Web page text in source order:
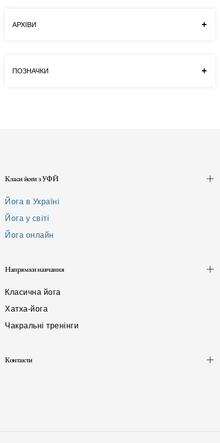
АРХІВИ
ПОЗНАЧКИ
Класи йоґи з УФЙ
Йога в Україні
Йога у світі
Йога онлайн
Напрямки навчання
Класична йога
Хатха-йога
Чакральні тренінги
Контакти